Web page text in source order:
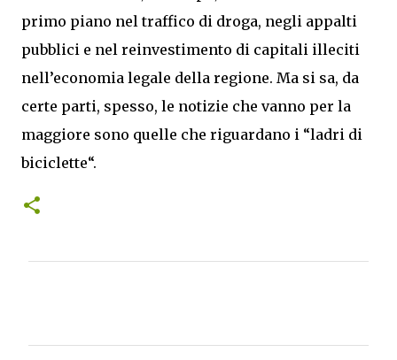
primo piano nel traffico di droga, negli appalti
pubblici e nel reinvestimento di capitali illeciti
nell’economia legale della regione. Ma si sa, da
certe parti, spesso, le notizie che vanno per la
maggiore sono quelle che riguardano i “ladri di
biciclette“.